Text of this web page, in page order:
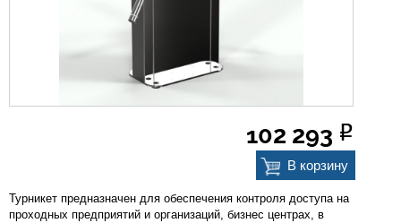
102 293 Р
В корзину
Турникет предназначен для обеспечения контроля доступа на
проходных предприятий и организаций, бизнес центрах, в